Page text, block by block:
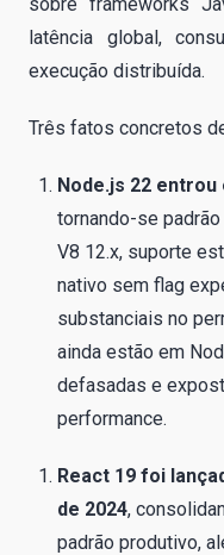
latência global,
execução distribuída.
Três fatos concretos
Node.js 22 entrou
tornando-se
V8 12.x, suporte
nativo sem flag
substanciais no
ainda estão em
defasadas e
performance.
React 19 foi
de 2024,
padrão produtivo,